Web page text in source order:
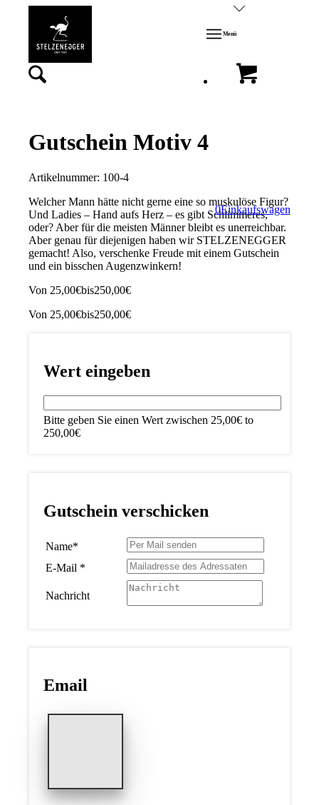
Menü
0Einkaufswagen
Gutschein Motiv 4
Artikelnummer: 100-4
Welcher Mann hätte nicht gerne eine so muskulöse Figur?
Und Ladies – Hand aufs Herz – es gibt Schlimmeres,
oder? Aber für die meisten Männer bleibt es unerreichbar.
Aber genau für diejenigen haben wir STELZENEGGER
gemacht! Also, verschenke Freude mit einem Gutschein
und ein bisschen Augenzwinkern!
Von 25,00€bis250,00€
Von 25,00€bis250,00€
Wert eingeben
Bitte geben Sie einen Wert zwischen 25,00€ to
250,00€
Gutschein verschicken
Name*
E-Mail *
Nachricht
Email